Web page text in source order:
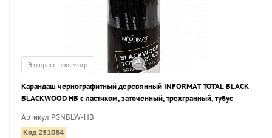
Экспресс-просмотр
Карандаш чернографитный деревянный INFORMAT TOTAL BLACK
BLACKWOOD НВ с ластиком, заточенный, трехгранный, тубус
Артикул PGNBLW-HB
Код 251084